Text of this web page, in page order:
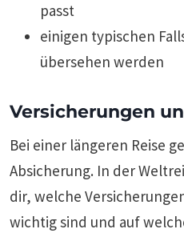
passt
einigen typischen
übersehen werden
Versicherungen
Bei einer längeren Reise
Absicherung. In der
dir, welche
wichtig sind und auf